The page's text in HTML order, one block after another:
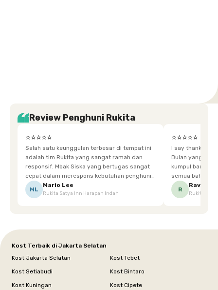
Review Penghuni Rukita
⭐⭐⭐⭐⭐
Salah satu keunggulan terbesar di tempat ini
adalah tim Rukita yang sangat ramah dan
responsif. Mbak Siska yang bertugas sangat
cepat dalam merespons kebutuhan penghuni.
Ketika saya meminta keset karena sempat
terpeleset, permintaan tersebut langsung
ML
Mario Lee
Rukita Satya Inn Harapan Indah
⭐⭐⭐⭐⭐
I say thankyou
Bulan yang super happy! banyak
kumpul bareng
semua bahagia
mgkn saran dari air aja & kebersihan lebih di
R
Ravena
Rukita
Kost Terbaik di Jakarta Selatan
Kost Jakarta Selatan
Kost Tebet
Kost Setiabudi
Kost Bintaro
Kost Kuningan
Kost Cipete